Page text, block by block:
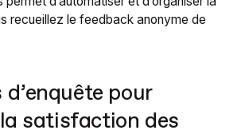
recueillez le feedback anonyme de
pour
satisfaction des